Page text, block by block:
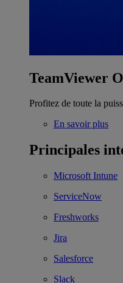
TeamViewer
Profitez de toute la
En savoir plus
Principales
Microsoft Intune
ServiceNow
Freshworks
Jira
Salesforce
Slack